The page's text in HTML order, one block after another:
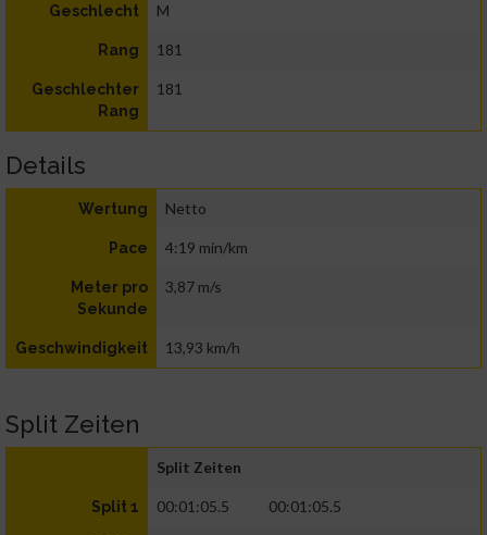
Geschlecht M
Rang 181
Geschlechter
Rang
181
Details
Wertung Netto
Pace 4:19 min/km
Meter pro
Sekunde
3,87 m/s
Geschwindigkeit 13,93 km/h
Split Zeiten
Split Zeiten
Split 1 00:01:05.5 00:01:05.5